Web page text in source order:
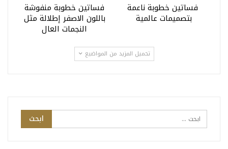
فساتين خطوبة ناعمة
بتصميمات عالمية
فساتين خطوبة منفوشة
باللون الاصفر إطلالة مثل
النجمات العال
تحميل المزيد من المواضيع